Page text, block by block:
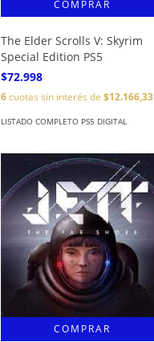
The Elder Scrolls V: Skyrim
Special Edition PS5
$72.998
6cuotas sin interés de $12.166,33
LISTADO COMPLETO PS5 DIGITAL